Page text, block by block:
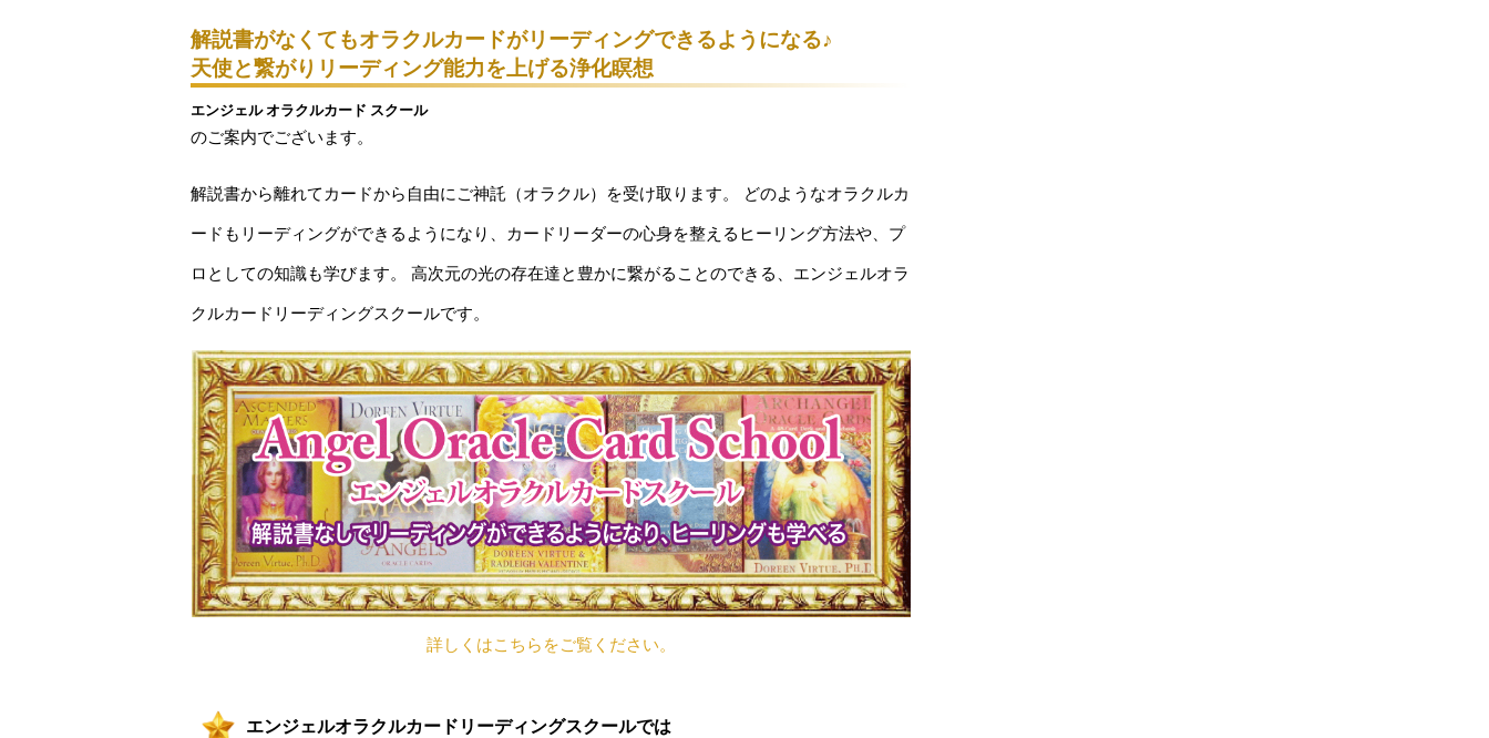
解説書がなくてもオラクルカードがリーディングできるようになる♪
天使と繋がりリーディング能力を上げる浄化瞑想
エンジェル オラクルカード スクール
のご案内でございます。
解説書から離れてカードから自由にご神託（オラクル）を受け取ります。 どのようなオラクルカ
ードもリーディングができるようになり、カードリーダーの心身を整えるヒーリング方法や、プ
ロとしての知識も学びます。 高次元の光の存在達と豊かに繋がることのできる、エンジェルオラ
クルカードリーディングスクールです。
詳しくはこちらをご覧ください。
エンジェルオラクルカードリーディングスクールでは